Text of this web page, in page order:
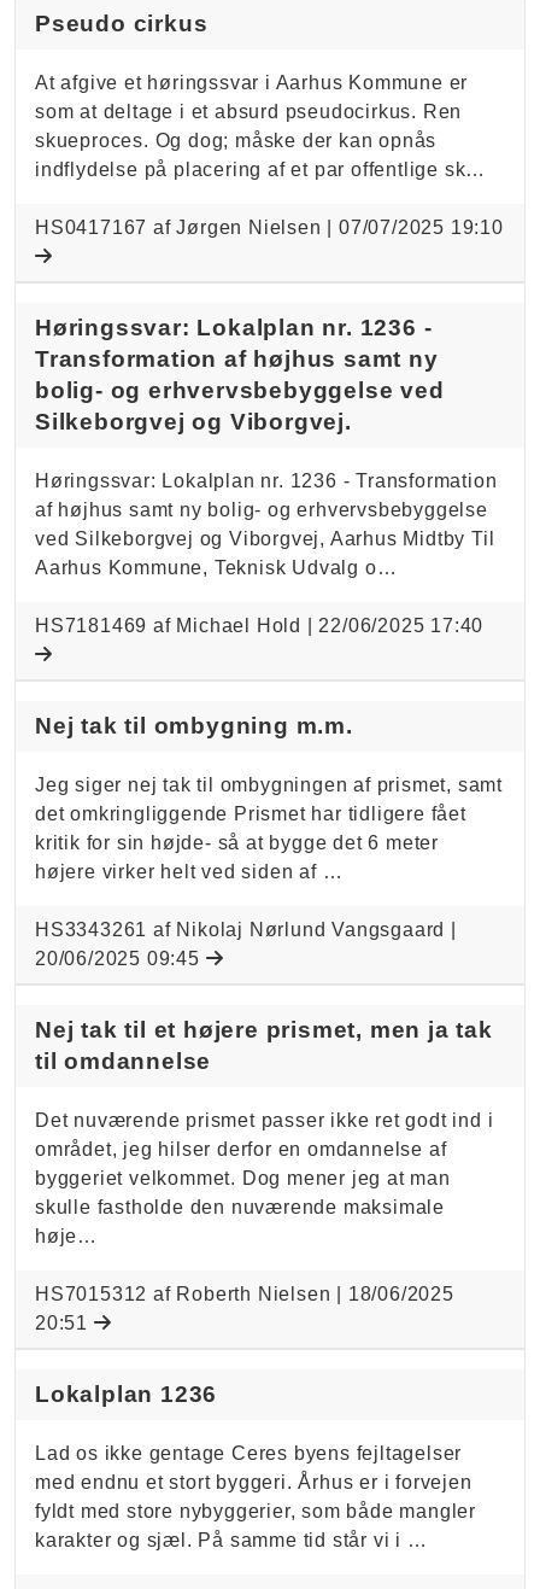
Pseudo cirkus
At afgive et høringssvar i Aarhus Kommune er
som at deltage i et absurd pseudocirkus. Ren
skueproces. Og dog; måske der kan opnås
indflydelse på placering af et par offentlige sk…
HS0417167 af Jørgen Nielsen |07/07/2025 19:10
Høringssvar: Lokalplan nr. 1236 -
Transformation af højhus samt ny
bolig- og erhvervsbebyggelse ved
Silkeborgvej og Viborgvej.
Høringssvar: Lokalplan nr. 1236 - Transformation
af højhus samt ny bolig- og erhvervsbebyggelse
ved Silkeborgvej og Viborgvej, Aarhus Midtby Til
Aarhus Kommune, Teknisk Udvalg o…
HS7181469 af Michael Hold | 22/06/2025 17:40
Nej tak til ombygning m.m.
Jeg siger nej tak til ombygningen af prismet, samt
det omkringliggende Prismet har tidligere fået
kritik for sin højde- så at bygge det 6 meter
højere virker helt ved siden af …
HS3343261 af Nikolaj Nørlund Vangsgaard |
20/06/2025 09:45
Nej tak til et højere prismet, men ja tak
til omdannelse
Det nuværende prismet passer ikke ret godt ind i
området, jeg hilser derfor en omdannelse af
byggeriet velkommet. Dog mener jeg at man
skulle fastholde den nuværende maksimale
høje…
HS7015312 af Roberth Nielsen | 18/06/2025
20:51
Lokalplan 1236
Lad os ikke gentage Ceres byens fejltagelser
med endnu et stort byggeri. Århus er i forvejen
fyldt med store nybyggerier, som både mangler
karakter og sjæl. På samme tid står vi i …